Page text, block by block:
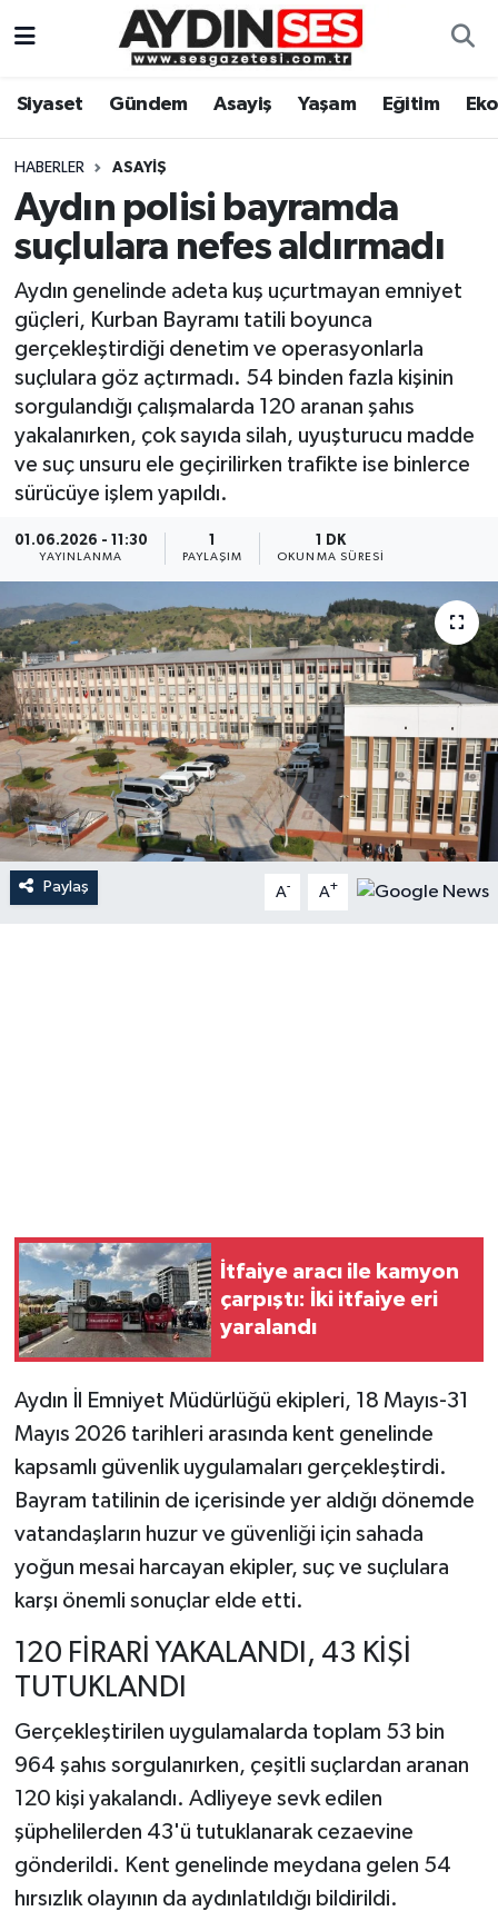
Siyaset Gündem Asayiş Yaşam Eğitim
HABERLER ASAYIŞ
Aydın polisi bayramda
suçlulara nefes aldırmadı
Aydın genelinde adeta kuş uçurtmayan emniyet
güçleri, Kurban Bayramı tatili boyunca
gerçekleştirdiği denetim ve operasyonlarla
suçlulara göz açtırmadı. 54 binden fazla kişinin
sorgulandığı çalışmalarda 120 aranan şahıs
yakalanırken, çok sayıda silah, uyuşturucu madde
ve suç unsuru ele geçirilirken trafikte ise binlerce
sürücüye işlem yapıldı.
01.06.2026 - 11:30
YAYINLANMA PAYLAŞIM
1 DK
OKUNMA SÜRESI
Paylaş A- A+
İtfaiye aracı ile kamyon
çarpıştı: İki itfaiye eri
yaralandı
Aydın İl Emniyet Müdürlüğü ekipleri, 18 Mayıs-31
Mayıs 2026 tarihleri arasında kent genelinde
kapsamlı güvenlik uygulamaları gerçekleştirdi.
Bayram tatilinin de içerisinde yer aldığı dönemde
vatandaşların huzur ve güvenliği için sahada
yoğun mesai harcayan ekipler, suç ve suçlulara
karşı önemli sonuçlar elde etti.
120 FİRARİ YAKALANDI, 43 KİŞİ
TUTUKLANDI
Gerçekleştirilen uygulamalarda toplam 53 bin
964 şahıs sorgulanırken, çeşitli suçlardan aranan
120 kişi yakalandı. Adliyeye sevk edilen
şüphelilerden 43'ü tutuklanarak cezaevine
gönderildi. Kent genelinde meydana gelen 54
hırsızlık olayının da aydınlatıldığı bildirildi.
Gündem
Siyaset
Ekonomi
Yaşam
Eğitim
Kültür Sanat
Spor
Aydın Hava Durumu
Aydin Namaz Vakitleri
Aydın Trafik Yoğunluk Haritası
Süper Lig Puan Durumu ve Fikstür
Tüm Manşetler
Son Dakika Haberleri
Haber Arşivi